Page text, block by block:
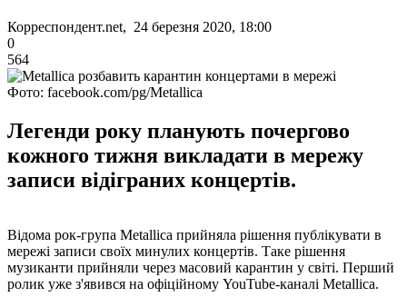
Корреспондент.net, 24 березня 2020, 18:00
0
564
Фото: facebook.com/pg/Metallica
Легенди року планують почергово
кожного тижня викладати в мережу
записи відіграних концертів.
Відома рок-група Metallica прийняла рішення публікувати в
мережі записи своїх минулих концертів. Таке рішення
музиканти прийняли через масовий карантин у світі. Перший
ролик уже з'явився на офіційному YouTube-каналі Metallica.